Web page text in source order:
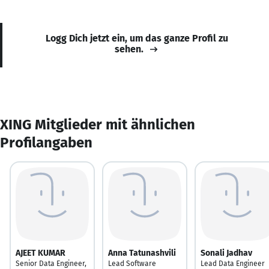
Logg Dich jetzt ein, um das ganze Profil zu
sehen.
XING Mitglieder mit ähnlichen
Profilangaben
AJEET KUMAR
Senior Data Engineer,
Anna Tatunashvili
Lead Software
Sonali Jadhav
Lead Data Engineer